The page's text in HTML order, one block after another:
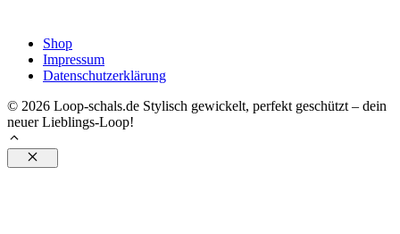
Shop
Impressum
Datenschutzerklärung
© 2026 Loop-schals.de Stylisch gewickelt, perfekt geschützt – dein
neuer Lieblings-Loop!
Schließen